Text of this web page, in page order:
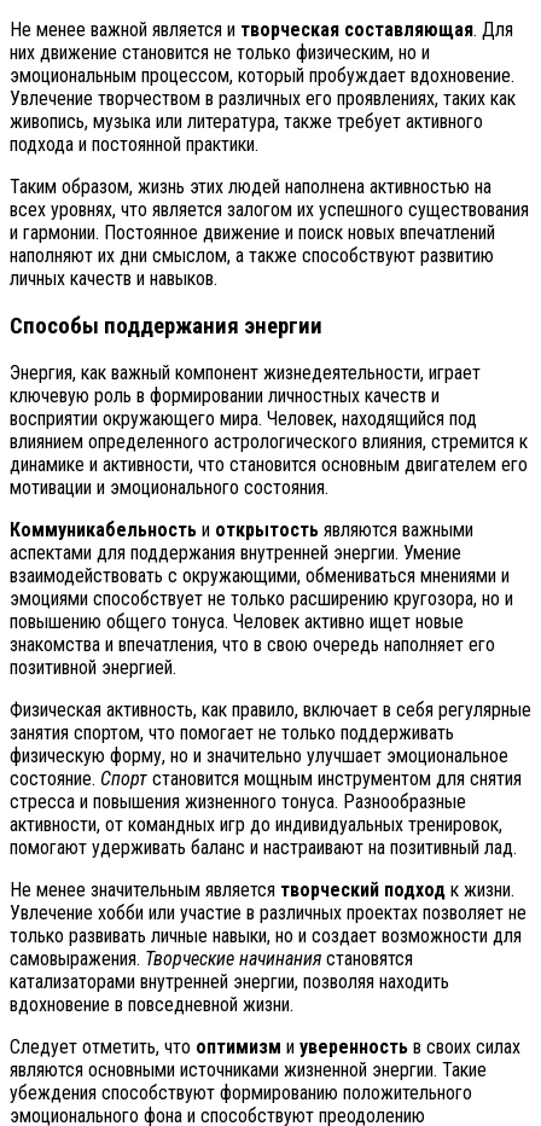
Не менее важной является и творческая составляющая. Для
них движение становится не только физическим, но и
эмоциональным процессом, который пробуждает вдохновение.
Увлечение творчеством в различных его проявлениях, таких как
живопись, музыка или литература, также требует активного
подхода и постоянной практики.
Таким образом, жизнь этих людей наполнена активностью на
всех уровнях, что является залогом их успешного существования
и гармонии. Постоянное движение и поиск новых впечатлений
наполняют их дни смыслом, а также способствуют развитию
личных качеств и навыков.
Способы поддержания энергии
Энергия, как важный компонент жизнедеятельности, играет
ключевую роль в формировании личностных качеств и
восприятии окружающего мира. Человек, находящийся под
влиянием определенного астрологического влияния, стремится к
динамике и активности, что становится основным двигателем его
мотивации и эмоционального состояния.
Коммуникабельность и открытость являются важными
аспектами для поддержания внутренней энергии. Умение
взаимодействовать с окружающими, обмениваться мнениями и
эмоциями способствует не только расширению кругозора, но и
повышению общего тонуса. Человек активно ищет новые
знакомства и впечатления, что в свою очередь наполняет его
позитивной энергией.
Физическая активность, как правило, включает в себя регулярные
занятия спортом, что помогает не только поддерживать
физическую форму, но и значительно улучшает эмоциональное
состояние. Спорт становится мощным инструментом для снятия
стресса и повышения жизненного тонуса. Разнообразные
активности, от командных игр до индивидуальных тренировок,
помогают удерживать баланс и настраивают на позитивный лад.
Не менее значительным является творческий подход к жизни.
Увлечение хобби или участие в различных проектах позволяет не
только развивать личные навыки, но и создает возможности для
самовыражения. Творческие начинания становятся
катализаторами внутренней энергии, позволяя находить
вдохновение в повседневной жизни.
Следует отметить, что оптимизм и уверенность в своих силах
являются основными источниками жизненной энергии. Такие
убеждения способствуют формированию положительного
эмоционального фона и способствуют преодолению